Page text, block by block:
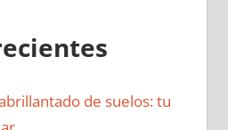
de suelos: tu